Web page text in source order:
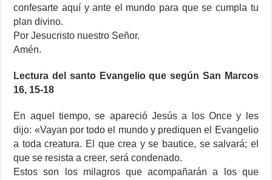
confesarte aquí y ante el mundo para que se cumpla tu
plan divino.
Por Jesucristo nuestro Señor.
Amén.
Lectura del santo Evangelio que según San Marcos
16, 15-18
En aquel tiempo, se apareció Jesús a los Once y les
dijo: «Vayan por todo el mundo y prediquen el Evangelio
a toda creatura. El que crea y se bautice, se salvará; el
que se resista a creer, será condenado.
Estos son los milagros que acompañarán a los que